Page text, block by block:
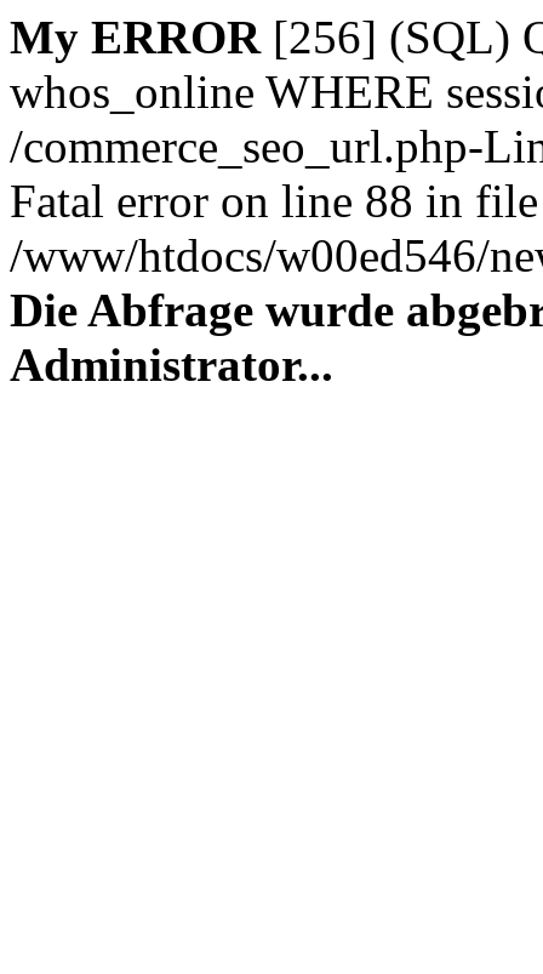
My ERROR[256] (SQL)
whos_online WHERE
/commerce_seo_url.php-
Fatal error on line 88 in file
/www/htdocs/w00ed546/
Die Abfrage wurde
Administrator...